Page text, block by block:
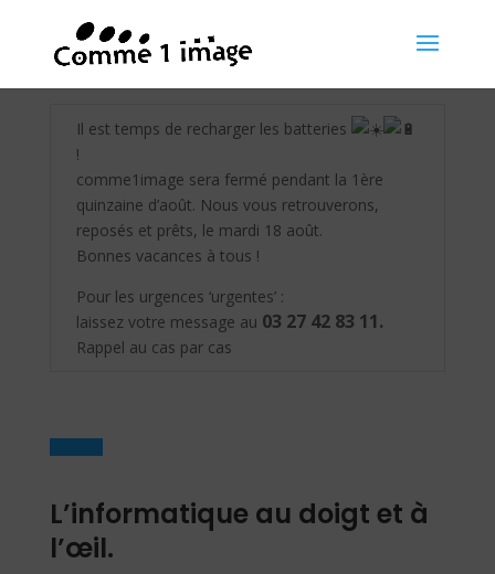
Il est temps de recharger les batteries
!
comme1image sera fermé pendant la 1ère
quinzaine d’août. Nous vous retrouverons,
reposés et prêts, le mardi 18 août.
Bonnes vacances à tous !
Pour les urgences ‘urgentes’ :
laissez votre message au 03 27 42 83 11.
Rappel au cas par cas
L’informatique au doigt et à
l’œil.